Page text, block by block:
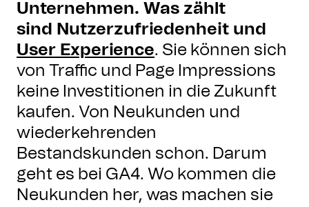
Unternehmen. Was zählt
sind Nutzerzufriedenheit und
User Experience. Sie können sich
von Traffic und Page Impressions
keine Investitionen in die Zukunft
kaufen. Von Neukunden und
wiederkehrenden
Bestandskunden schon. Darum
geht es bei GA4. Wo kommen die
Neukunden her, was machen sie